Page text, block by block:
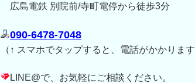
広島電鉄 別院前/寺町電停から徒歩3分
090-6478-7048
（↑ スマホでタップすると、電話がかかります
LINE@で、お気軽にご相談ください。